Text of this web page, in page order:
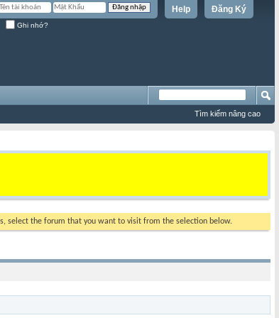
Đăng Ký
Help
Ghi nhớ?
Tìm kiếm nâng cao
select the forum that you want to visit from the selection below.